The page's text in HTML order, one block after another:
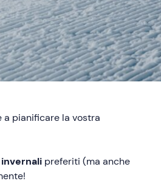
a pianificare la vostra
preferiti (ma anche